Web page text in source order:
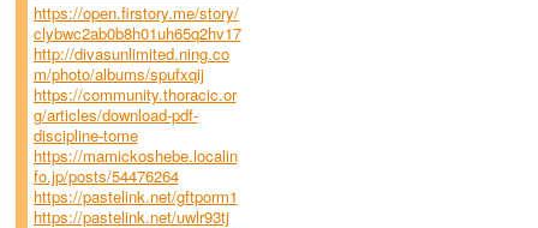
https://open.firstory.me/story/
clybwc2ab0b8h01uh65q2hv17
http://divasunlimited.ning.co
m/photo/albums/spufxqij
https://community.thoracic.or
g/articles/download-pdf-
discipline-tome
https://mamickoshebe.localin
fo.jp/posts/54476264
https://pastelink.net/gftporm1
https://pastelink.net/uwlr93tj